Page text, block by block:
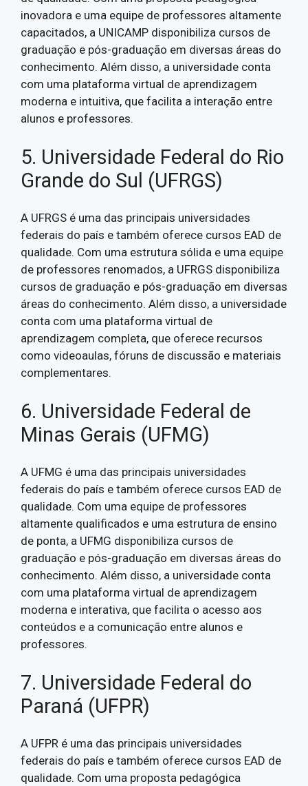
inovadora e uma equipe de professores altamente
capacitados, a UNICAMP disponibiliza cursos de
graduação e pós-graduação em diversas áreas do
conhecimento. Além disso, a universidade conta
com uma plataforma virtual de aprendizagem
moderna e intuitiva, que facilita a interação entre
alunos e professores.
5. Universidade Federal do Rio
Grande do Sul (UFRGS)
A UFRGS é uma das principais universidades
federais do país e também oferece cursos EAD de
qualidade. Com uma estrutura sólida e uma equipe
de professores renomados, a UFRGS disponibiliza
cursos de graduação e pós-graduação em diversas
áreas do conhecimento. Além disso, a universidade
conta com uma plataforma virtual de
aprendizagem completa, que oferece recursos
como videoaulas, fóruns de discussão e materiais
complementares.
6. Universidade Federal de
Minas Gerais (UFMG)
A UFMG é uma das principais universidades
federais do país e também oferece cursos EAD de
qualidade. Com uma equipe de professores
altamente qualificados e uma estrutura de ensino
de ponta, a UFMG disponibiliza cursos de
graduação e pós-graduação em diversas áreas do
conhecimento. Além disso, a universidade conta
com uma plataforma virtual de aprendizagem
moderna e interativa, que facilita o acesso aos
conteúdos e a comunicação entre alunos e
professores.
7. Universidade Federal do
Paraná (UFPR)
A UFPR é uma das principais universidades
federais do país e também oferece cursos EAD de
qualidade. Com uma proposta pedagógica